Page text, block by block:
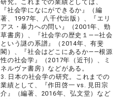
研究。これまでの業績としては、
『社会学になにができるか』（編
著、1997年、八千代出版）、『エリ
アス・暴力への問い』（2001年、勁
草書房）、『社会学の歴史１――社会
という謎の系譜』（2014年、有斐
閣）、『社会はどこにあるか――根源
性の社会学』（2017年（近刊）、ミ
ネルヴァ書房）などがある。
3. 日本の社会学の研究。これまでの
業績として、『作田啓一 vs. 見田宗
介』（編著、2016年、弘文堂）など